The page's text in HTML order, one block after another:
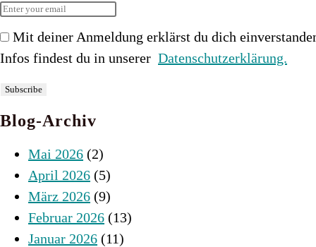
Mit deiner Anmeldung erklärst du dich
Infos findest du in unserer Datenschutzerklärung.
Blog-Archiv
Mai 2026 (2)
April 2026 (5)
März 2026 (9)
Februar 2026 (13)
Januar 2026 (11)